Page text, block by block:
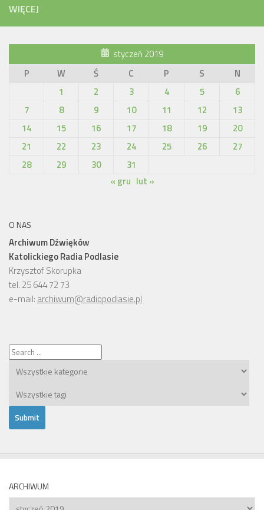
WIĘCEJ
styczeń 2019
P
W Ś C P S
N
1
2 3 4 5
6
7
8 9 10 11 12
13
14
15 16 17 18 19
20
21
22 23 24 25 26
27
28
29 30
31
« gru lut »
O NAS
Archiwum Dźwięków
Katolickiego Radia Podlasie
Krzysztof Skorupka
tel. 25 644 72 73
e-mail: archiwum@radiopodlasie.pl
ARCHIWUM
Archiwum